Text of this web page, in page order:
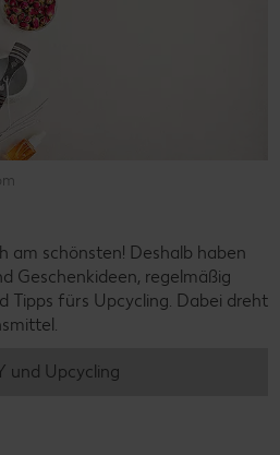
am schönsten! Deshalb haben
Geschenkideen, regelmäßig
Tipps fürs Upcycling. Dabei dreht
und Upcycling